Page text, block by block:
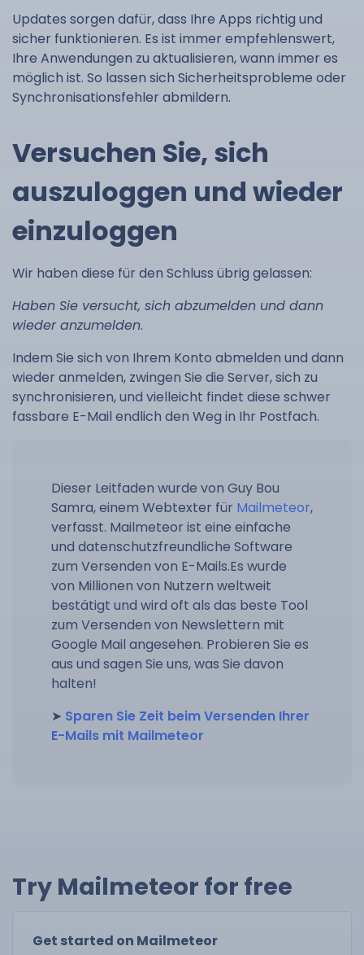
Updates sorgen dafür, dass Ihre Apps richtig und
sicher funktionieren. Es ist immer empfehlenswert,
Ihre Anwendungen zu aktualisieren, wann immer es
möglich ist. So lassen sich Sicherheitsprobleme oder
Synchronisationsfehler abmildern.
Versuchen Sie, sich
auszuloggen und wieder
einzuloggen
Wir haben diese für den Schluss übrig gelassen:
Haben Sie versucht, sich abzumelden und dann
wieder anzumelden.
Indem Sie sich von Ihrem Konto abmelden und dann
wieder anmelden, zwingen Sie die Server, sich zu
synchronisieren, und vielleicht findet diese schwer
fassbare E-Mail endlich den Weg in Ihr Postfach.
Dieser Leitfaden wurde von Guy Bou
Samra, einem Webtexter für Mailmeteor,
verfasst. Mailmeteor ist eine einfache
und datenschutzfreundliche Software
zum Versenden von E-Mails.Es wurde
von Millionen von Nutzern weltweit
bestätigt und wird oft als das beste Tool
zum Versenden von Newslettern mit
Google Mail angesehen. Probieren Sie es
aus und sagen Sie uns, was Sie davon
halten!
➤ Sparen Sie Zeit beim Versenden Ihrer
E-Mails mit Mailmeteor
Try Mailmeteor for free
Get started on Mailmeteor